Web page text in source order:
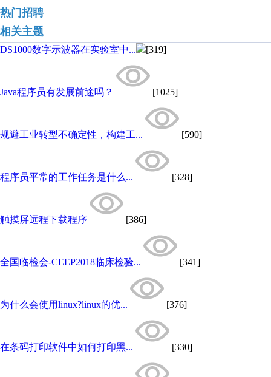
热门招聘
相关主题
DS1000数字示波器在实验室中... [319]
Java程序员有发展前途吗？ [1025]
规避工业转型不确定性，构建工... [590]
程序员平常的工作任务是什么... [328]
触摸屏远程下载程序 [386]
全国临检会-CEEP2018临床检验... [341]
为什么会使用linux?linux的优... [376]
在条码打印软件中如何打印黑... [330]